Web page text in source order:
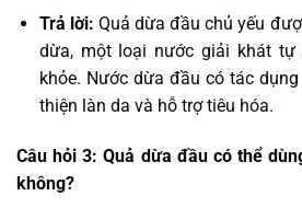
Trả lời: Quả dừa đầu chủ yếu
dừa, một loại nước giải khát
khỏe. Nước dừa đầu có tác
thiện làn da và hỗ trợ tiêu hóa.
Câu hỏi 3: Quả dừa đầu có thể
không?